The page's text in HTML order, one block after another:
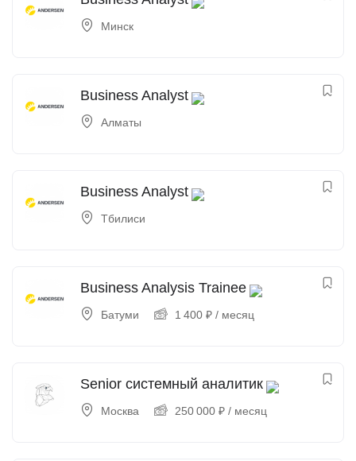
Минск
Business Analyst
Алматы
Business Analyst
Тбилиси
Business Analysis Trainee
Батуми 1 400 ₽ / месяц
Senior системный аналитик
Москва 250 000 ₽ / месяц